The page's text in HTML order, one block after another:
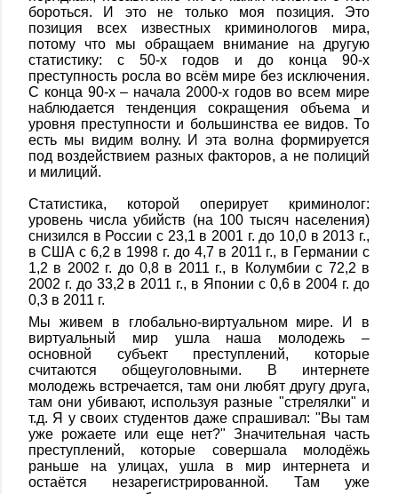
бороться. И это не только моя позиция. Это
позиция всех известных криминологов мира,
потому что мы обращаем внимание на другую
статистику: с 50-х годов и до конца 90-х
преступность росла во всём мире без исключения.
С конца 90-х – начала 2000-х годов во всем мире
наблюдается тенденция сокращения объема и
уровня преступности и большинства ее видов. То
есть мы видим волну. И эта волна формируется
под воздействием разных факторов, а не полиций
и милиций.
Статистика, которой оперирует криминолог:
уровень числа убийств (на 100 тысяч населения)
снизился в России с 23,1 в 2001 г. до 10,0 в 2013 г.,
в США с 6,2 в 1998 г. до 4,7 в 2011 г., в Германии с
1,2 в 2002 г. до 0,8 в 2011 г., в Колумбии с 72,2 в
2002 г. до 33,2 в 2011 г., в Японии с 0,6 в 2004 г. до
0,3 в 2011 г.
Мы живем в глобально-виртуальном мире. И в
виртуальный мир ушла наша молодежь –
основной субъект преступлений, которые
считаются общеуголовными. В интернете
молодежь встречается, там они любят другу друга,
там они убивают, используя разные "стрелялки" и
т.д. Я у своих студентов даже спрашивал: "Вы там
уже рожаете или еще нет?" Значительная часть
преступлений, которые совершала молодёжь
раньше на улицах, ушла в мир интернета и
остаётся незарегистрированной. Там уже